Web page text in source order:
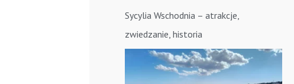
Sycylia Wschodnia – atrakcje,
zwiedzanie, historia